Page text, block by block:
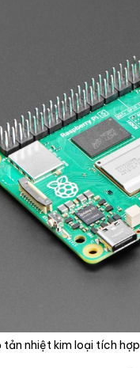
tản nhiệt kim loại tích hợp